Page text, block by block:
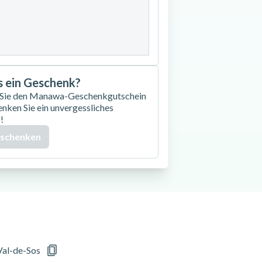
ein Geschenk?
den Manawa-Geschenkgutschein
Sie ein unvergessliches
de-Sos